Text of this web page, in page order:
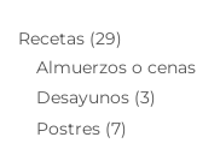
Recetas (29)
Almuerzos o cenas
Desayunos (3)
Postres (7)